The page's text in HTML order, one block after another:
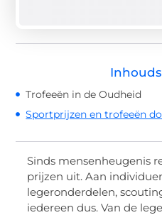
Trofeeën in de Oudheid
Sportprijzen en trofeeën
Sinds mensenheugenis
prijzen uit. Aan
legeronderdelen,
iedereen dus. Van de